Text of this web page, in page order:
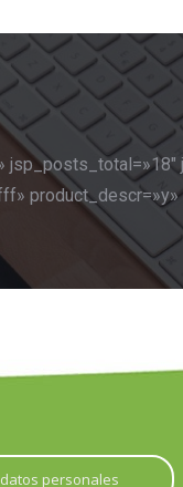
personales